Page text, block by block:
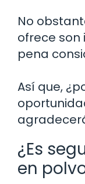
No
ofrece son
pena
Así que,
¿Es
en